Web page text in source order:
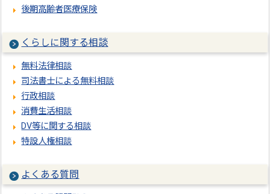
後期高齢者医療保険
くらしに関する相談
無料法律相談
司法書士による無料相談
行政相談
消費生活相談
DV等に関する相談
特設人権相談
よくある質問